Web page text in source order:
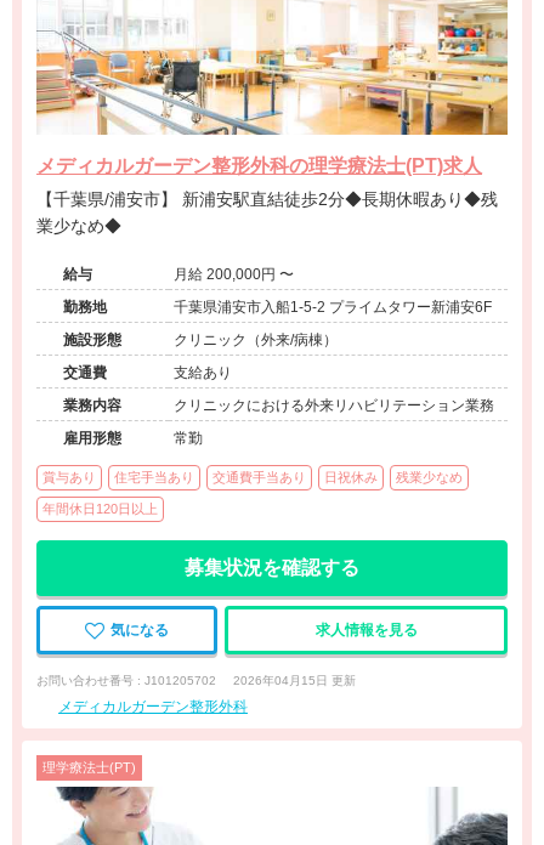
メディカルガーデン整形外科の理学療法士(PT)求人
【千葉県/浦安市】 新浦安駅直結徒歩2分◆長期休暇あり◆残
業少なめ◆
給与
月給 200,000円 〜
勤務地
千葉県浦安市入船1-5-2 プライムタワー新浦安6F
施設形態
クリニック（外来/病棟）
交通費
支給あり
業務内容
クリニックにおける外来リハビリテーション業務
雇用形態
常勤
賞与あり 住宅手当あり 交通費手当あり 日祝休み 残業少なめ
年間休日120日以上
募集状況を確認する
気になる 求人情報を見る
お問い合わせ番号 : J101205702 2026年04月15日 更新
メディカルガーデン整形外科
理学療法士(PT)